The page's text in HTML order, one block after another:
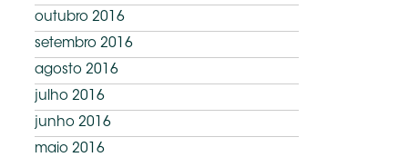
outubro 2016
setembro 2016
agosto 2016
julho 2016
junho 2016
maio 2016